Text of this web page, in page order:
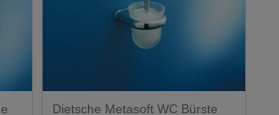
Dietsche Metasoft WC Bürste